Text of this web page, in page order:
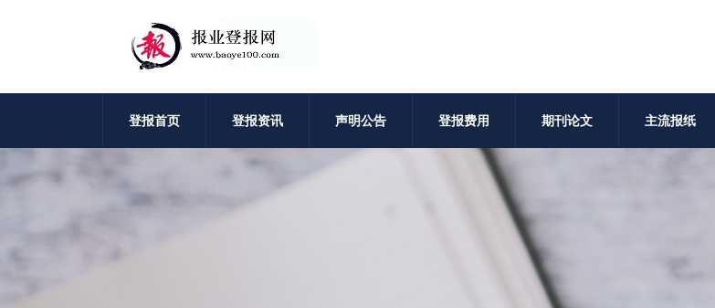
登报首页 登报资讯 声明公告 登报费用 期刊论文 主流报纸